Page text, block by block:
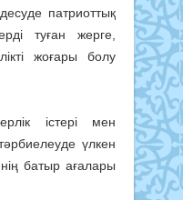
патриоттық
туған жерге,
жоғары болу
істері мен
үлкен
батыр ағалары